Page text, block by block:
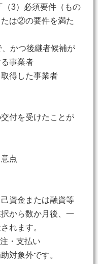
（3）必須要件（もの
は②の要件を満た
、かつ後継者候補が
事業者
得した事業者
付を受けたことが
点
資金または融資等
から数か月後、一
れます。
・支払い
対象外です。